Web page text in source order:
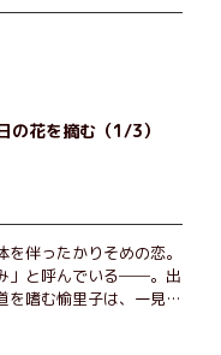
の花を摘む（1/3）
伴ったかりそめの恋。
」と呼んでいる──。出
を嗜む愉里子は、一見地